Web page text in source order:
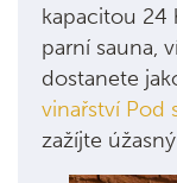
kapacitou 24
parní sauna,
dostanete
vinařství Pod
zažíjte